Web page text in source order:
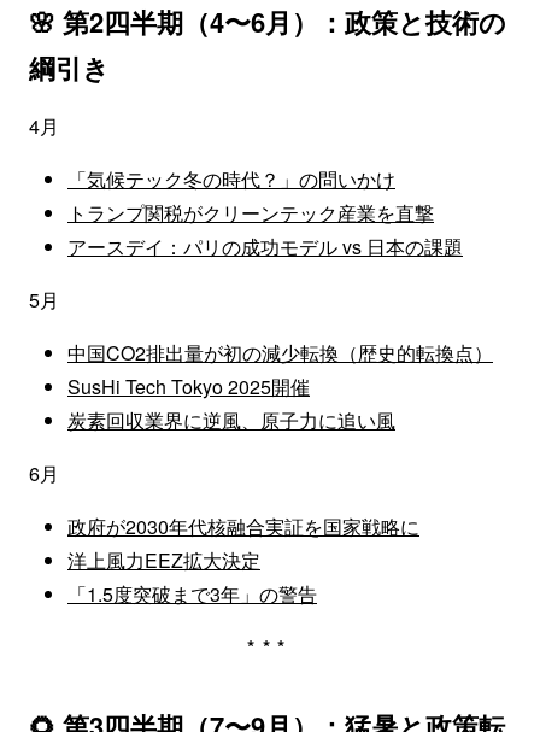
🌸 第2四半期（4〜6月）：政策と技術の
綱引き
4月
「気候テック冬の時代？」の問いかけ
トランプ関税がクリーンテック産業を直撃
アースデイ：パリの成功モデル vs 日本の課題
5月
中国CO2排出量が初の減少転換（歴史的転換点）
SusHi Tech Tokyo 2025開催
炭素回収業界に逆風、原子力に追い風
6月
政府が2030年代核融合実証を国家戦略に
洋上風力EEZ拡大決定
「1.5度突破まで3年」の警告
***